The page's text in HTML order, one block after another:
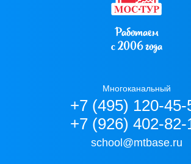
Работаем
с 2006 года
Многоканальный
+7 (495) 120-45-
+7 (926) 402-82-
school@mtbase.ru